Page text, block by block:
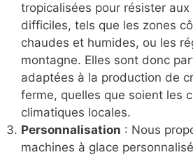
tropicalisées pour résister
difficiles, tels que les zones
chaudes et humides, ou les
montagne. Elles sont donc
adaptées à la production de
ferme, quelles que soient les
climatiques locales.
Personnalisation : Nous
machines à glace